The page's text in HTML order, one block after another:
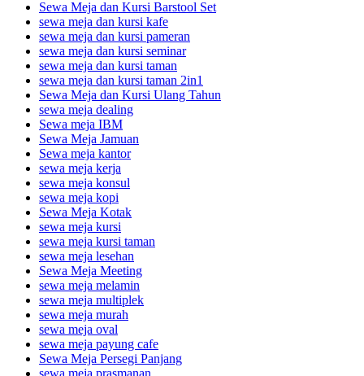
Sewa Meja dan Kursi Barstool Set
sewa meja dan kursi kafe
sewa meja dan kursi pameran
sewa meja dan kursi seminar
sewa meja dan kursi taman
sewa meja dan kursi taman 2in1
Sewa Meja dan Kursi Ulang Tahun
sewa meja dealing
Sewa meja IBM
Sewa Meja Jamuan
Sewa meja kantor
sewa meja kerja
sewa meja konsul
sewa meja kopi
Sewa Meja Kotak
sewa meja kursi
sewa meja kursi taman
sewa meja lesehan
Sewa Meja Meeting
sewa meja melamin
sewa meja multiplek
sewa meja murah
sewa meja oval
sewa meja payung cafe
Sewa Meja Persegi Panjang